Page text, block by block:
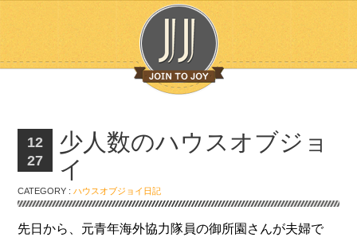
12
27
少人数のハウスオブジョ
イ
CATEGORY :ハウスオブジョイ日記
先日から、元青年海外協力隊員の御所園さんが夫婦で